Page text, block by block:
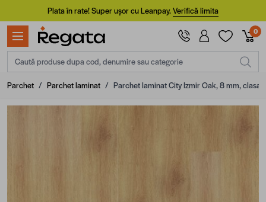
Mergi la ConținutPlata în rate! Super ușor cu Leanpay.Verifică limita
0
Caută produse dupa cod, denumire sau categorie
Parchet / Parchet laminat / Parchet laminat City Izmir Oak, 8 mm, clasa